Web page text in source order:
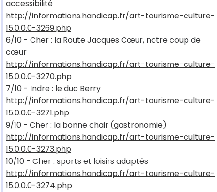
accessibilité
http://informations.handicap.fr/art-tourisme-culture-
15.0.0.0-3269.php
6/10 - Cher : la Route Jacques Cœur, notre coup de
cœur
http://informations.handicap.fr/art-tourisme-culture-
15.0.0.0-3270.php
7/10 - Indre : le duo Berry
http://informations.handicap.fr/art-tourisme-culture-
15.0.0.0-3271.php
9/10 - Cher : la bonne chair (gastronomie)
http://informations.handicap.fr/art-tourisme-culture-
15.0.0.0-3273.php
10/10 - Cher : sports et loisirs adaptés
http://informations.handicap.fr/art-tourisme-culture-
15.0.0.0-3274.php